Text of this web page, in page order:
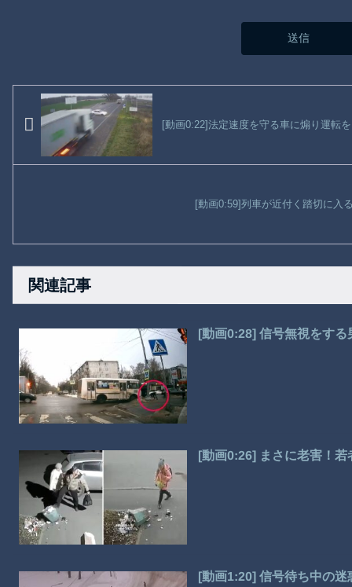
[動画0:22]法定速度を守る車に煽り運転
[動画0:59]列車が近付く踏切に入
関連記事
[動画0:28] 信号無視をす
[動画0:26] まさに老害！
[動画1:20] 信号待ち中の迷